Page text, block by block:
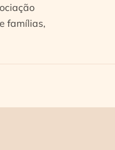
famílias,